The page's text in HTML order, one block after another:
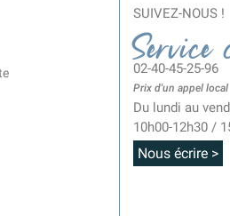
SUIVEZ-NOUS !
02-40-45-25-96
Prix d'un appel local
Du lundi au
10h00-12h30 /
Nous écrire >